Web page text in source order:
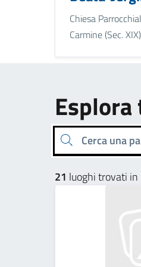
Chiesa
Carmine (Sec. XIX)
Cerca una parola chiave
21 luoghi trovati